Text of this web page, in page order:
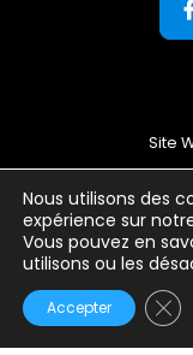
Nous utilisons des
expérience sur
Vous pouvez en
utilisons ou les
Accepter
Site